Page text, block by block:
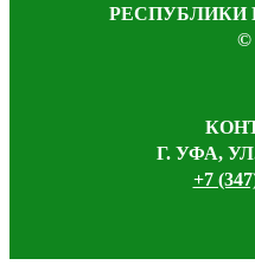
РЕСПУБЛИКИ
©
Г. УФА,
+7